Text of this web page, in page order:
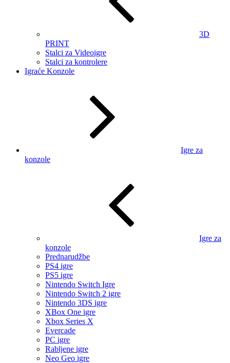
3D
PRINT
Stalci za Videoigre
Stalci za kontrolere
Igraće Konzole
Igre za
konzole
Igre za
konzole
Prednarudžbe
PS4 igre
PS5 igre
Nintendo Switch Igre
Nintendo Switch 2 igre
Nintendo 3DS igre
XBox One igre
Xbox Series X
Evercade
PC igre
Rabljene igre
Neo Geo igre